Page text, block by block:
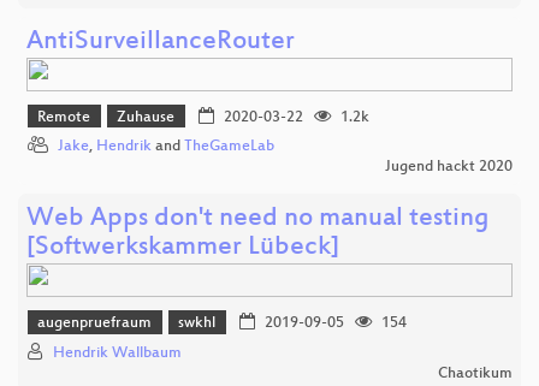
AntiSurveillanceRouter
Remote Zuhause 2020-03-22
1.2k
Jake, Hendrik and TheGameLab
Jugend hackt 2020
Web Apps don't need no manual testing
[Softwerkskammer Lübeck]
augenpruefraum swkhl 2019-09-05
154
Hendrik Wallbaum
Chaotikum